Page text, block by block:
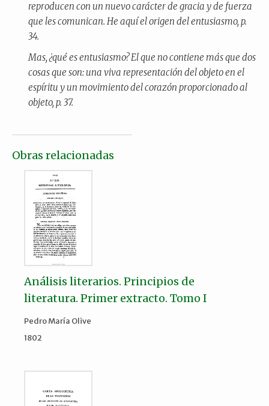
reproducen con un nuevo carácter de gracia y de fuerza
que les comunican. He aquí el origen delentusiasmo, p.
34.
Mas, ¿qué esentusiasmo? El que no contiene más que dos
cosas que son: una viva representación del objeto en el
espíritu y un movimiento del corazón proporcionado al
objeto, p. 37.
Obras relacionadas
Análisis literarios. Principios de
literatura. Primer extracto. Tomo I
Pedro María Olive
1802